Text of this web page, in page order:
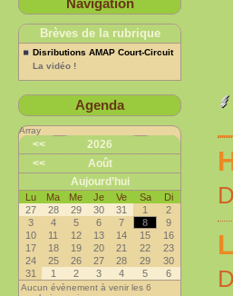
Navigation
Brèves de la rubrique
Disributions AMAP Court-Circuit
La vidéo !
Agenda
Array
<<
2026
<<
Août
Aujourd’hui
Lu Ma Me Je Ve Sa
Di
27
28 29 30 31 1
2
3
4 5 6 7 8
9
10
11 12 13 14 15
16
17
18 19 20 21 22
23
24
25 26 27 28 29
30
31
1 2 3 4 5 6
Aucun évènement à venir les 6